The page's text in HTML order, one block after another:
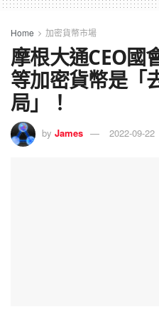
Home 加密貨幣市場
摩根大通CEO國
等加密貨幣是「
局」！
by James 2022-09-22